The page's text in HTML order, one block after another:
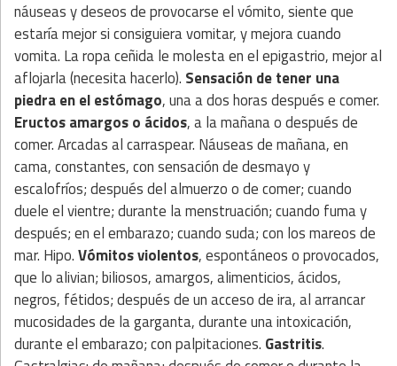
náuseas y deseos de provocarse el vómito, siente que
estaría mejor si consiguiera vomitar, y mejora cuando
vomita. La ropa ceñida le molesta en el epigastrio, mejor al
aflojarla (necesita hacerlo). Sensación de tener una
piedra en el estómago, una a dos horas después e comer.
Eructos amargos o ácidos, a la mañana o después de
comer. Arcadas al carraspear. Náuseas de mañana, en
cama, constantes, con sensación de desmayo y
escalofríos; después del almuerzo o de comer; cuando
duele el vientre; durante la menstruación; cuando fuma y
después; en el embarazo; cuando suda; con los mareos de
mar. Hipo.Vómitos violentos, espontáneos o provocados,
que lo alivian; biliosos, amargos, alimenticios, ácidos,
negros, fétidos; después de un acceso de ira, al arrancar
mucosidades de la garganta, durante una intoxicación,
durante el embarazo; con palpitaciones. Gastritis.